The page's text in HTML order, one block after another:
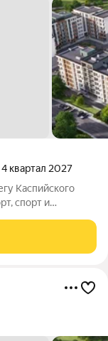
4 квартал 2027
спорт и